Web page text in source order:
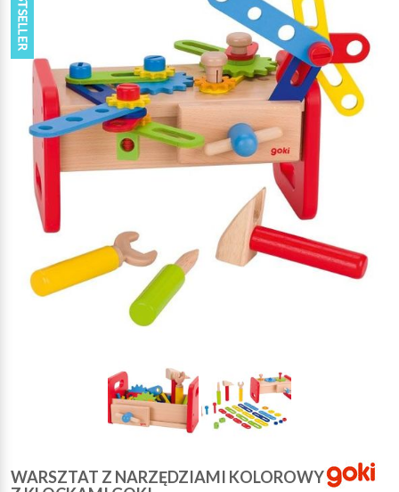
WARSZTAT Z NARZĘDZIAMI KOLOROWY